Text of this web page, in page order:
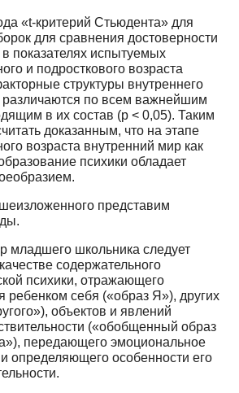
«t-критерий Стьюдента» для
для сравнения досто­верности
показателях испытуемых
и подросткового воз­раста
структуры внутреннего
различаются по всем важнейшим
в их состав (p < 0,05). Таким
доказан­ным, что на этапе
возраста внутренний мир как
психики обладает
представим
младшего школьника следует
содержательно­го
психики, отражающего
ребенком себя («образ Я»), дру­гих
объектов и явлений
(«обобщенный образ
передающего эмоциональное
определяющего осо­бенности его